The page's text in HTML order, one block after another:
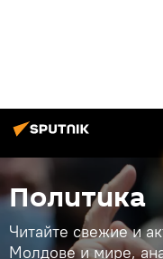
Политика
Читайте свежие и
Молдове и мире,